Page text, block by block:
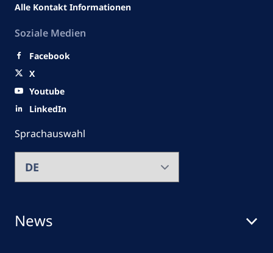
News
Alle Kontakt Informationen
Soziale Medien
Facebook
X
Youtube
LinkedIn
Sprachauswahl